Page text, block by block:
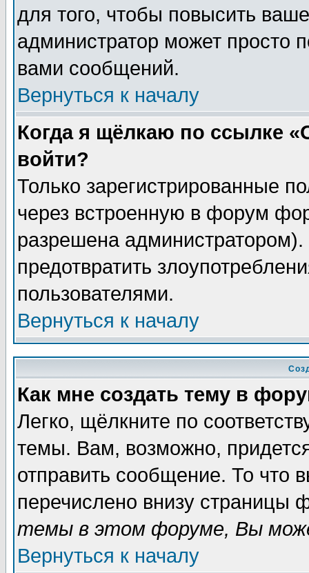
для того, чтобы повысить
администратор может просто
вами сообщений.
Вернуться к началу
Когда я щёлкаю по ссылке
войти?
Только зарегистрированные
через встроенную в форум
разрешена
предотвратить
пользователями.
Вернуться к началу
Как мне создать тему в
Легко, щёлкните по
темы. Вам, возможно,
отправить сообщение. То что
перечислено внизу страницы
темы в этом форуме, Вы
Вернуться к началу